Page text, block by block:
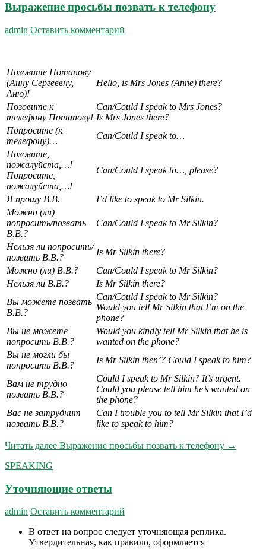
Выражение просьбы позвать к телефону
admin Оставить комментарий
Позовите Потапову
(Анну Сергеевну,
Аню)!
Hello, is Mrs Jones (Anne) there?
Позовите к
телефону Потапову!
Can/Could I speak to Mrs Jones?
Is Mrs Jones there?
Попросите (к
телефону)…
Can/Could I speak to…
Позовите,
пожалуйста,…!
Попросите,
пожалуйста,…!
Can/Could I speak to…, please?
Я прошу В.В.
I’d like to speak to Mr Silkin.
Можно (ли)
попросить/позвать
В.В.?
Can/Could I speak to Mr Silkin?
Нельзя ли попросить/
позвать В.В.?
Is Mr Silkin there?
Можно (ли) В.В.?
Can/Could I speak to Mr Silkin?
Нельзя ли В.В.?
Is Mr Silkin there?
Вы можете позвать
В.В.?
Can/Could I speak to Mr Silkin?
Would you tell Mr Silkin that I’m on the
phone?
Вы не можете
попросить В.В.?
Would you kindly tell Mr Silkin that he is
wanted on the phone?
Вы не могли бы
попросить В.В.?
Is Mr Silkin then’? Could I speak to him?
Вам не трудно
позвать В.В.?
Could I speak to Mr Silkin? It’s urgent.
Could you please tell him he’s wanted on
the phone?
Вас не затруднит
позвать В.В.?
Can I trouble you to tell Mr Silkin that I’d
like to speak to him?
Читать далее Выражение просьбы позвать к телефону →
SPEAKING
Уточняющие ответы
admin Оставить комментарий
В ответ на вопрос следует уточняющая реплика.
Утвердительная, как правило, оформляется